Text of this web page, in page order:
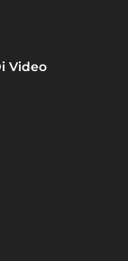
Video